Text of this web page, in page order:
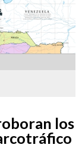
los